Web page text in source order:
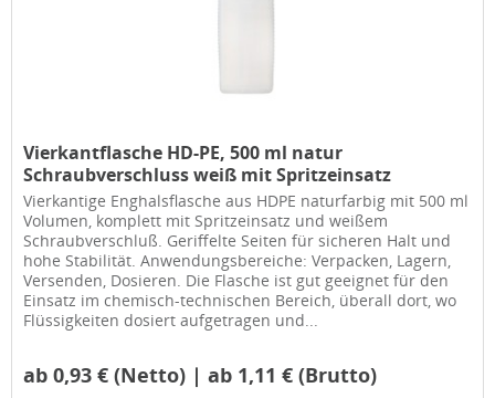
Vierkantflasche HD-PE, 500 ml natur
Schraubverschluss weiß mit Spritzeinsatz
Vierkantige Enghalsflasche aus HDPE naturfarbig mit 500 ml
Volumen, komplett mit Spritzeinsatz und weißem
Schraubverschluß. Geriffelte Seiten für sicheren Halt und
hohe Stabilität. Anwendungsbereiche: Verpacken, Lagern,
Versenden, Dosieren. Die Flasche ist gut geeignet für den
Einsatz im chemisch-technischen Bereich, überall dort, wo
Flüssigkeiten dosiert aufgetragen und...
ab 0,93 € (Netto) | ab 1,11 € (Brutto)